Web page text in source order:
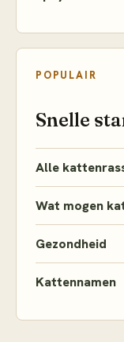
POPULAIR
Snelle
Alle
Wat mogen
Gezondheid
Kattennamen